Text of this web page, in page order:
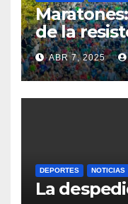
de la
ABR 7, 2025
DEPORTES NOTICIAS
La